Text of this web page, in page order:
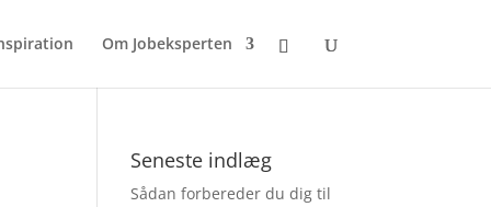
Om Jobeksperten
Seneste indlæg
Sådan forbereder du dig til